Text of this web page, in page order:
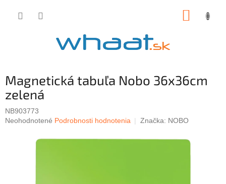
Magnetická tabuľa Nobo 36x36cm
zelená
NB903773
Priemerné
Neohodnotené Podrobnosti hodnotenia Značka: NOBO